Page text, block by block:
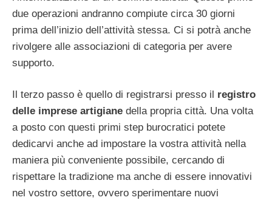
due operazioni andranno compiute circa 30 giorni
prima dell’inizio dell’attività stessa. Ci si potrà anche
rivolgere alle associazioni di categoria per avere
supporto.
Il terzo passo è quello di registrarsi presso il registro
delle imprese artigiane della propria città. Una volta
a posto con questi primi step burocratici potete
dedicarvi anche ad impostare la vostra attività nella
maniera più conveniente possibile, cercando di
rispettare la tradizione ma anche di essere innovativi
nel vostro settore, ovvero sperimentare nuovi